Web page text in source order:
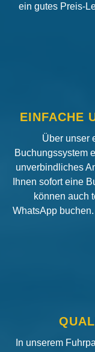
ein gutes Preis-
EINFACHE
Über unser
Buchungssystem
unverbindliches
Ihnen sofort eine
können auch
WhatsApp
In unserem